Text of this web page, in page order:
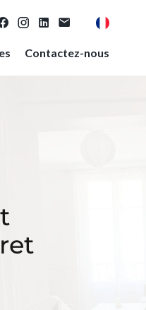
Contactez-nous